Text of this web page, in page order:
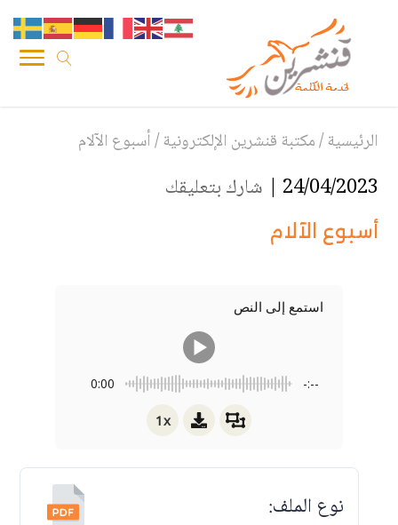
الرئيسية/مكتبة قنشرين الإلكترونية/أسبوع الآلام
24/04/2023 | شارك بتعليقك
أسبوع الآلام
استمع إلى النص
0:00 -:--
1x
نوع الملف: